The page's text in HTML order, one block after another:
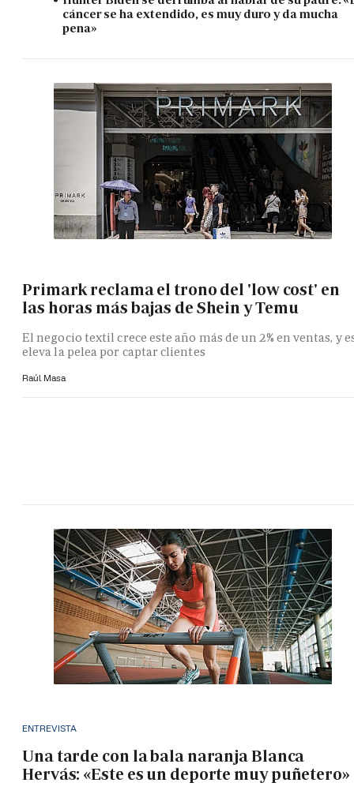
cáncer se ha extendido, es muy duro y da mucha
pena»
Primark reclama el trono del 'low cost' en
las horas más bajas de Shein y Temu
El negocio textil crece este año más de un 2% en ventas, y
eleva la pelea por captar clientes
Raúl Masa
ENTREVISTA
Una tarde con la bala naranja Blanca
Hervás: «Este es un deporte muy puñetero»